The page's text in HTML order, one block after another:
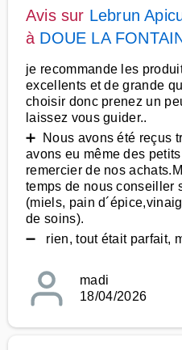
Avis sur Lebrun
à DOUE LA
je recommande les
excellents et de grande
choisir donc prenez un
laissez vous guider..
➕ Nous avons été reçus
avons eu même des
remercier de nos
temps de nous conseiller
(miels, pain
de soins).
➖ rien, tout était parfait,
madi
18/04/2026